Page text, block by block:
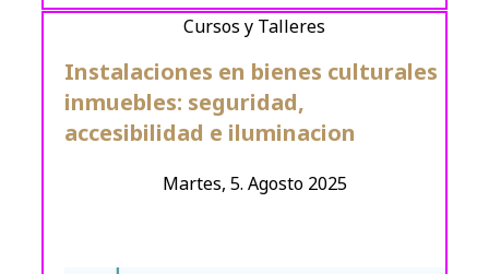
Martes, 5. Agosto 2025
Instalaciones en bienes culturales
inmuebles: seguridad,
accesibilidad e iluminacion
Cursos y Talleres